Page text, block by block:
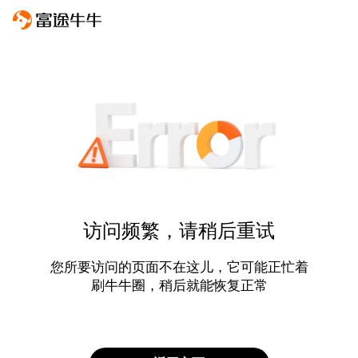
访问频繁，请稍后重试
您所要访问的页面不在这儿，它可能正忙着
刷牛牛圈，稍后就能恢复正常